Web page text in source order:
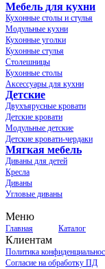
Мебель для кухни
Кухонные столы и стулья
Модульные кухни
Кухонные уголки
Кухонные стулья
Столешницы
Кухонные столы
Аксессуары для кухни
Детские
Двухъярусные кровати
Детские кровати
Модульные детские
Детские кровати-чердаки
Мягкая мебель
Диваны для детей
Кресла
Диваны
Угловые диваны
Меню
Главная Каталог
Клиентам
Политика
Согласие на обработку ПД